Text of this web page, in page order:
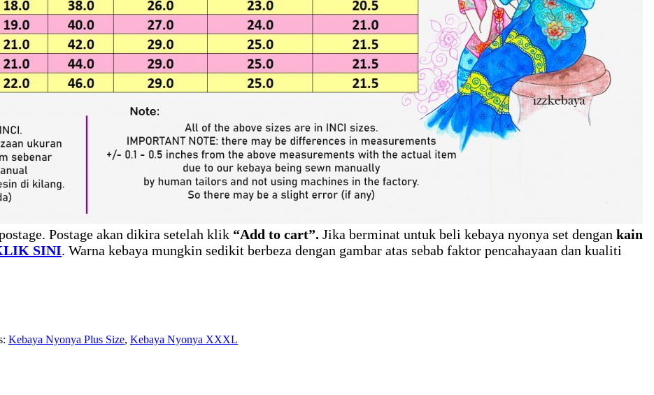
Postage akan dikira setelah klik “Add to cart”. Jika berminat untuk beli kebaya nyonya set dengan kain
SINI. Warna kebaya mungkin sedikit berbeza dengan gambar atas sebab faktor pencahayaan dan kualiti
Kebaya Nyonya Plus Size, Kebaya Nyonya XXXL